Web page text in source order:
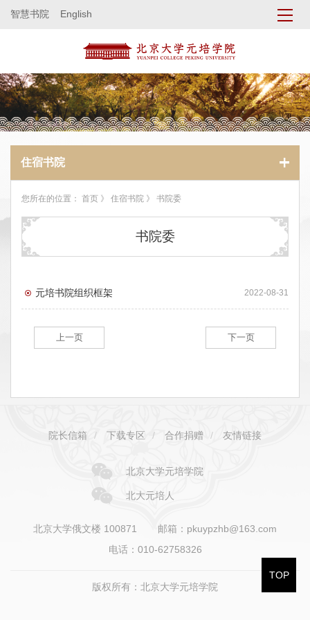
智慧书院 English
住宿书院
您所在的位置： 首页 》 住宿书院 》 书院委
书院委
2022-08-31
元培书院组织框架
上一页 下一页
TOP
院长信箱 / 下载专区 / 合作捐赠 / 友情链接
北京大学元培学院
北大元培人
北京大学俄文楼 100871
邮箱：pkuypzhb@163.com
电话：010-62758326
版权所有：北京大学元培学院